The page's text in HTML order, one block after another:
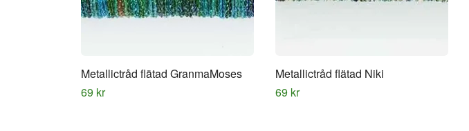
Metallictråd flätad GranmaMoses
69 kr
Metallictråd flätad Niki
69 kr